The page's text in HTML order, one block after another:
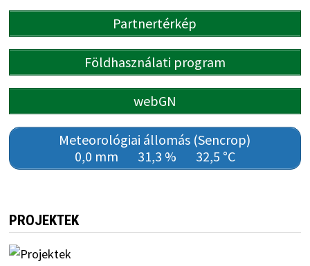
Partnertérkép
Földhasználati program
webGN
Meteorológiai állomás (Sencrop)
0,0 mm
31,3 % 32,5 °C
PROJEKTEK